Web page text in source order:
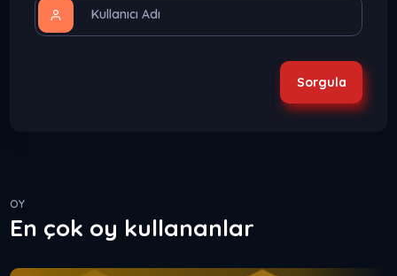
Kullanıcı Adı
Sorgula
OY
En çok oy kullananlar